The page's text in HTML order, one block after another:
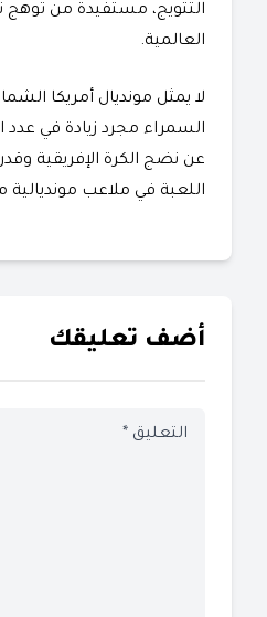
التتويج، مستفيدة من توهج
العالمية.
​لا يمثل مونديال أمريكا
السمراء مجرد زيادة في عدد
عن نضج الكرة الإفريقية
اللعبة في ملاعب مونديالية
أضف تعليقك